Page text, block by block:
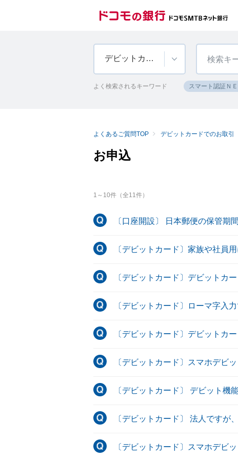
デビットカードでのお取引
よく検索されるキーワード スマート認証Ｎ
よくあるご質問TOP デビットカードでのお取引
お申込
1 ～ 10件（全11件）
〔口座開設〕 日本郵便の保管期
〔デビットカード〕家族や社員
〔デビットカード〕デビットカ
〔デビットカード〕ローマ字入
〔デビットカード〕デビットカ
〔デビットカード〕スマホデビ
〔デビットカード〕 デビット機
〔デビットカード〕 法人ですが
〔デビットカード〕スマホデビ